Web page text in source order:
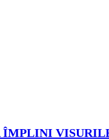
ÎMPLINI